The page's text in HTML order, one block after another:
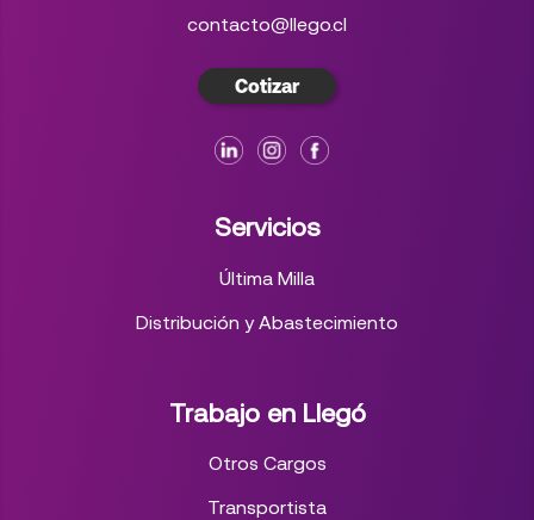
contacto@llego.cl
Cotizar
Servicios
Última Milla
Distribución y Abastecimiento
Trabajo en Llegó
Otros Cargos
Transportista